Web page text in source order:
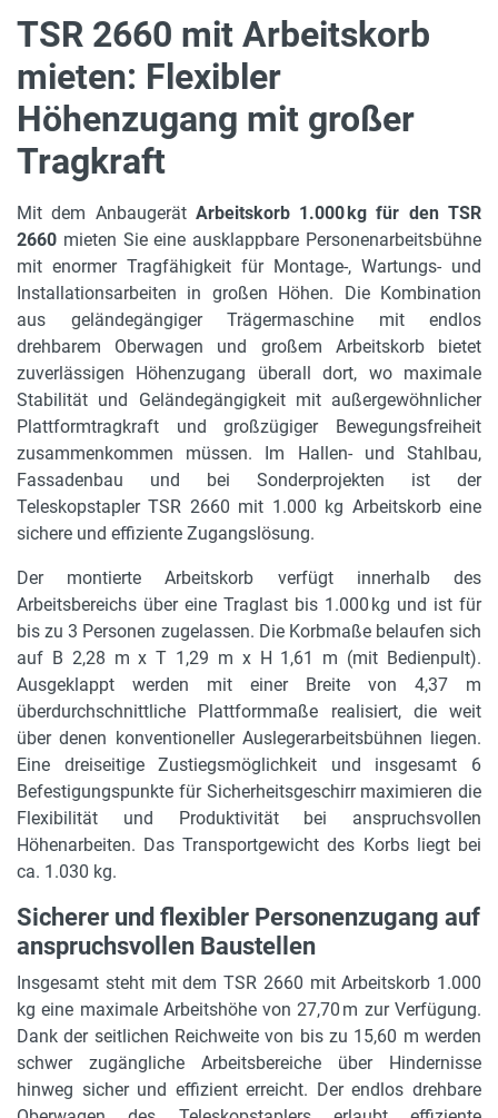
max. Tragkraft (Plattform eingefahren)
max. Arbeitshöhe
27,70 m
max. zul. Personenanzahl
3
mit Zusatzgewicht
760 kg
max. Plattformhöhe
25,70 m
max. seitl. Reichweite
15,60 m
Rotation
Gerätelänge
10,40 m
2,50 m
Gerätehöhe
3,10 m
max. Bodenfreiheit
0,36 m
45 %
Breite Arbeitskorb (ausgefahren)
4,37 m
TSR 2660 mit Arbeitskorb
mieten: Flexibler
Höhenzugang mit großer
Tragkraft
Mit dem Anbaugerät Arbeitskorb 1.000 kg für den TSR
2660 mieten Sie eine ausklappbare Personenarbeitsbühne
mit enormer Tragfähigkeit für Montage-, Wartungs- und
Installationsarbeiten in großen Höhen. Die Kombination
aus geländegängiger Trägermaschine mit endlos
drehbarem Oberwagen und großem Arbeitskorb bietet
zuverlässigen Höhenzugang überall dort, wo maximale
Stabilität und Geländegängigkeit mit außergewöhnlicher
Plattformtragkraft und großzügiger Bewegungsfreiheit
zusammenkommen müssen. Im Hallen- und Stahlbau,
Fassadenbau und bei Sonderprojekten ist der
Teleskopstapler TSR 2660 mit 1.000 kg Arbeitskorb eine
sichere und effiziente Zugangslösung.
Der montierte Arbeitskorb verfügt innerhalb des
Arbeitsbereichs über eine Traglast bis 1.000 kg und ist für
bis zu 3 Personen zugelassen. Die Korbmaße belaufen sich
auf B 2,28 m x T 1,29 m x H 1,61 m (mit Bedienpult).
Ausgeklappt werden mit einer Breite von 4,37 m
überdurchschnittliche Plattformmaße realisiert, die weit
über denen konventioneller Auslegerarbeitsbühnen liegen.
Eine dreiseitige Zustiegsmöglichkeit und insgesamt 6
Befestigungspunkte für Sicherheitsgeschirr maximieren die
Flexibilität und Produktivität bei anspruchsvollen
Höhenarbeiten. Das Transportgewicht des Korbs liegt bei
ca. 1.030 kg.
Sicherer und flexibler Personenzugang auf
anspruchsvollen Baustellen
Insgesamt steht mit dem TSR 2660 mit Arbeitskorb 1.000
kg eine maximale Arbeitshöhe von 27,70 m zur Verfügung.
Dank der seitlichen Reichweite von bis zu 15,60 m werden
schwer zugängliche Arbeitsbereiche über Hindernisse
hinweg sicher und effizient erreicht. Der endlos drehbare